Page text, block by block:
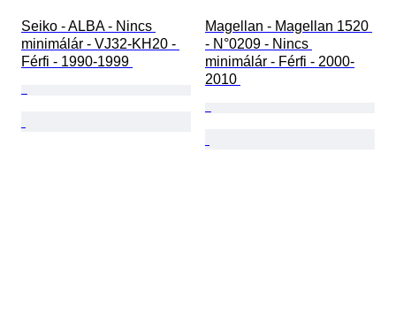
Seiko - ALBA - Nincs
minimálár - VJ32-KH20 -
Férfi - 1990-1999
Magellan - Magellan 1520
- N°0209 - Nincs
minimálár - Férfi - 2000-
2010